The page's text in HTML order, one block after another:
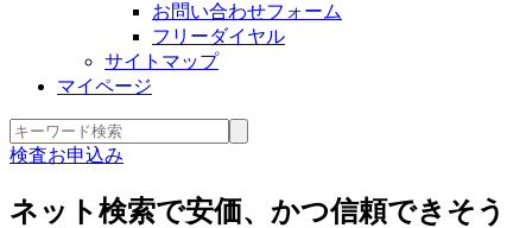
お問い合わせフォーム
フリーダイヤル
サイトマップ
マイページ
検査お申込み
ネット検索で安価、かつ信頼できそう